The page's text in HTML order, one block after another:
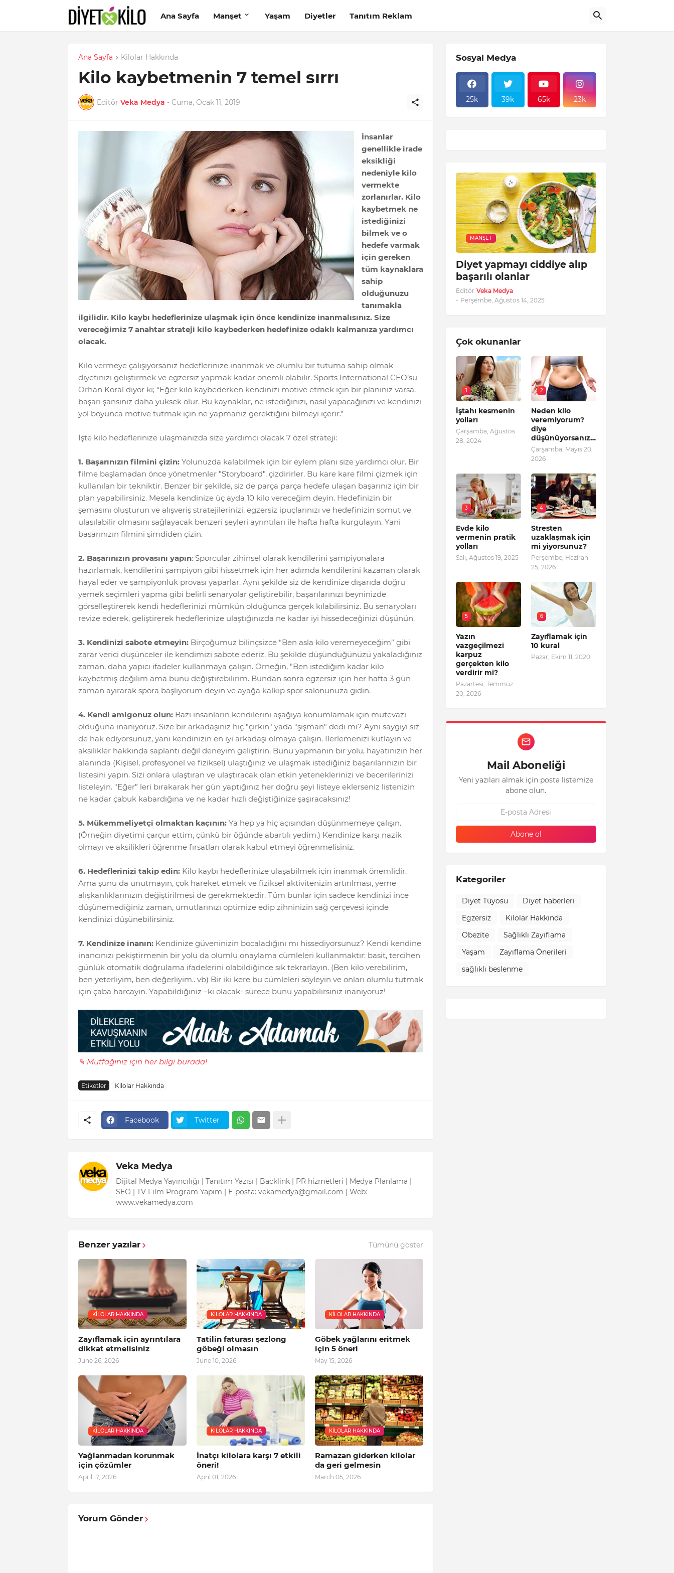
Ana Sayfa Manşet Yaşam Diyetler Tanıtım Reklam
Ana Sayfa Kilolar Hakkında
Kilo kaybetmenin 7 temel sırrı
Editör Veka Medya - Cuma, Ocak 11, 2019
İnsanlar
genellikle irade
eksikliği
nedeniyle kilo
vermekte
zorlanırlar. Kilo
kaybetmek ne
istediğinizi
bilmek ve o
hedefe varmak
için gereken
tüm kaynaklara
sahip
olduğunuzu
tanımakla
ilgilidir. Kilo kaybı hedeflerinize ulaşmak için önce kendinize inanmalısınız. Size
vereceğimiz 7 anahtar strateji kilo kaybederken hedefinize odaklı kalmanıza yardımcı
olacak.
Kilo vermeye çalışıyorsanız hedeflerinize inanmak ve olumlu bir tutuma sahip olmak
diyetinizi geliştirmek ve egzersiz yapmak kadar önemli olabilir. Sports International CEO’su
Orhan Koral diyor ki; “Eğer kilo kaybederken kendinizi motive etmek için bir planınız varsa,
başarı şansınız daha yüksek olur. Bu kaynaklar, ne istediğinizi, nasıl yapacağınızı ve kendinizi
yol boyunca motive tutmak için ne yapmanız gerektiğini bilmeyi içerir."
İşte kilo hedeflerinize ulaşmanızda size yardımcı olacak 7 özel strateji:
1. Başarınızın filmini çizin: Yolunuzda kalabilmek için bir eylem planı size yardımcı olur. Bir
filme başlamadan önce yönetmenler "Storyboard", çizdirirler. Bu kare kare filmi çizmek için
kullanılan bir tekniktir. Benzer bir şekilde, siz de parça parça hedefe ulaşan başarınız için bir
plan yapabilirsiniz. Mesela kendinize üç ayda 10 kilo vereceğim deyin. Hedefinizin bir
şemasını oluşturun ve alışveriş stratejilerinizi, egzersiz ipuçlarınızı ve hedefinizin somut ve
ulaşılabilir olmasını sağlayacak benzeri şeyleri ayrıntıları ile hafta hafta kurgulayın. Yani
başarınızın filmini şimdiden çizin.
2. Başarınızın provasını yapın: Sporcular zihinsel olarak kendilerini şampiyonalara
hazırlamak, kendilerini şampiyon gibi hissetmek için her adımda kendilerini kazanan olarak
hayal eder ve şampiyonluk provası yaparlar. Aynı şekilde siz de kendinize dışarıda doğru
yemek seçimleri yapma gibi belirli senaryolar geliştirebilir, başarılarınızı beyninizde
görselleştirerek kendi hedeflerinizi mümkün olduğunca gerçek kılabilirsiniz. Bu senaryoları
revize ederek, geliştirerek hedeflerinize ulaştığınızda ne kadar iyi hissedeceğinizi düşünün.
3. Kendinizi sabote etmeyin: Birçoğumuz bilinçsizce “Ben asla kilo veremeyeceğim” gibi
zarar verici düşünceler ile kendimizi sabote ederiz. Bu şekilde düşündüğünüzü yakaladığınız
zaman, daha yapıcı ifadeler kullanmaya çalışın. Örneğin, "Ben istediğim kadar kilo
kaybetmiş değilim ama bunu değiştirebilirim. Bundan sonra egzersiz için her hafta 3 gün
zaman ayırarak spora başlıyorum deyin ve ayağa kalkıp spor salonunuza gidin.
4. Kendi amigonuz olun:Bazı insanların kendilerini aşağıya konumlamak için mütevazı
olduğuna inanıyoruz. Size bir arkadaşınız hiç "çirkin" yada "şişman" dedi mi? Aynı saygıyı siz
de hak ediyorsunuz, yani kendinizin en iyi arkadaşı olmaya çalışın. İlerlemenizi kutlayın ve
aksilikler hakkında saplantı değil deneyim geliştirin. Bunu yapmanın bir yolu, hayatınızın her
alanında (Kişisel, profesyonel ve fiziksel) ulaştığınız ve ulaşmak istediğiniz başarılarınızın bir
listesini yapın. Sizi onlara ulaştıran ve ulaştıracak olan etkin yeteneklerinizi ve becerilerinizi
listeleyin. "Eğer” leri bırakarak her gün yaptığınız her doğru şeyi listeye eklerseniz listenizin
ne kadar çabuk kabardığına ve ne kadar hızlı değiştiğinize şaşıracaksınız!
5. Mükemmeliyetçi olmaktan kaçının: Ya hep ya hiç açısından düşünmemeye çalışın.
(Örneğin diyetimi çarçur ettim, çünkü bir öğünde abartılı yedim.) Kendinize karşı nazik
olmayı ve aksilikleri öğrenme fırsatları olarak kabul etmeyi öğrenmelisiniz.
6. Hedeflerinizi takip edin:Kilo kaybı hedeflerinize ulaşabilmek için inanmak önemlidir.
Ama şunu da unutmayın, çok hareket etmek ve fiziksel aktivitenizin artırılması, yeme
alışkanlıklarınızın değiştirilmesi de gerekmektedir. Tüm bunlar için sadece kendinizi ince
düşünemediğiniz zaman, umutlarınızı optimize edip zihninizin sağ çerçevesi içinde
kendinizi düşünebilirsiniz.
7. Kendinize inanın: Kendinize güveninizin bocaladığını mı hissediyorsunuz? Kendi kendine
inancınızı pekiştirmenin bir yolu da olumlu onaylama cümleleri kullanmaktır: basit, tercihen
günlük otomatik doğrulama ifadelerini olabildiğince sık tekrarlayın. (Ben kilo verebilirim,
ben yeterliyim, ben değerliyim.. vb) Bir iki kere bu cümleleri söyleyin ve onları olumlu tutmak
için çaba harcayın. Yapabildiğiniz –ki olacak- sürece bunu yapabilirsiniz inanıyoruz!
✎ Mutfağınız için her bilgi burada!
Etiketler Kilolar Hakkında
Facebook Twitter
Veka Medya
Dijital Medya Yayıncılığı | Tanıtım Yazısı | Backlink | PR hizmetleri | Medya Planlama |
SEO | TV Film Program Yapım | E-posta: vekamedya@gmail.com | Web:
www.vekamedya.com
Benzer yazılar Tümünü göster
KILOLAR HAKKINDA
Zayıflamak için ayrıntılara
dikkat etmelisiniz
June 26, 2026
KILOLAR HAKKINDA
Tatilin faturası şezlong
göbeği olmasın
June 10, 2026
KILOLAR HAKKINDA
Göbek yağlarını eritmek
için 5 öneri
May 15, 2026
KILOLAR HAKKINDA
Yağlanmadan korunmak
için çözümler
April 17, 2026
KILOLAR HAKKINDA
İnatçı kilolara karşı 7 etkili
öneri!
April 01, 2026
KILOLAR HAKKINDA
Ramazan giderken kilolar
da geri gelmesin
March 05, 2026
Yorum Gönder
Sosyal Medya
25k 39k 65k 23k
MANŞET
Diyet yapmayı ciddiye alıp
başarılı olanlar
Editör Veka Medya
- Perşembe, Ağustos 14, 2025
Çok okunanlar
1
İştahı kesmenin
yolları
Çarşamba, Ağustos
28, 2024
2
Neden kilo
veremiyorum?
diye
düşünüyorsanız…
Çarşamba, Mayıs 20,
2026
3
Evde kilo
vermenin pratik
yolları
Salı, Ağustos 19, 2025
4
Stresten
uzaklaşmak için
mi yiyorsunuz?
Perşembe, Haziran
25, 2026
5
Yazın
vazgeçilmezi
karpuz
gerçekten kilo
verdirir mi?
Pazartesi, Temmuz
20, 2026
6
Zayıflamak için
10 kural
Pazar, Ekim 11, 2020
Mail Aboneliği
Yeni yazıları almak için posta listemize
abone olun.
Kategoriler
Diyet Tüyosu
Diyet haberleri
Egzersiz
Kilolar Hakkında
Obezite
Sağlıklı Zayıflama
Yaşam
Zayıflama Önerileri
sağlıklı beslenme